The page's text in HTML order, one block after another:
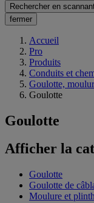
Rechercher en
fermer
Accueil
Pro
Produits
Conduits et
Goulotte,
Goulotte
Goulotte
Afficher la
Goulotte
Goulotte de
Moulure et